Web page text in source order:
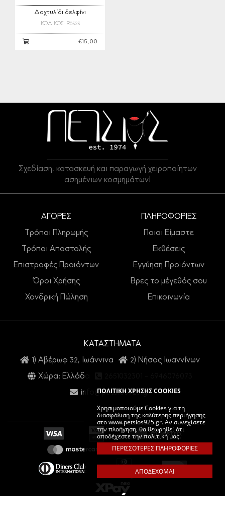
ΠΟΛΙΤΙΚΗ ΧΡΗΣΗΣ COOKIES
Χρησιμοποιούμε Cookies για τη
διασφάλιση της καλύτερης περιήγησης
στο www.petsios925.gr. Αν συνεχίσετε
την πλοήγηση, θα θεωρηθεί ότι
αποδέχεστε την πολιτική μας.
ΠΕΡΙΣΣΟΤΕΡΕΣ ΠΛΗΡΟΦΟΡΙΕΣ
ΑΠΟΔΕΧΟΜΑΙ
Δαχτυλίδι δελφίνι
ΚΩΔΙΚΟΣ: R0523
€15,00
Σχεδίαση, κατασκευή και παραγωγή χειροποίητων
ασημένιων κοσμημάτων!
ΑΓΟΡΕΣ
Τρόποι Πληρωμής
Τρόποι Αποστολής
Επιστροφές Προϊόντων
Όροι Χρήσης
Χονδρική Πώληση
ΠΛΗΡΟΦΟΡΙΕΣ
Ποιοι Είμαστε
Εκθέσεις
Εγγύηση Προϊόντων
Βρες το μέγεθός σου
Επικοινωνία
ΚΑΤΑΣΤΗΜΑΤΑ
1) Αβέρωφ 32, Ιωάννινα
2) Νήσος Ιωαννίνων
Χώρα: Ελλάδα
info@petsios925.gr